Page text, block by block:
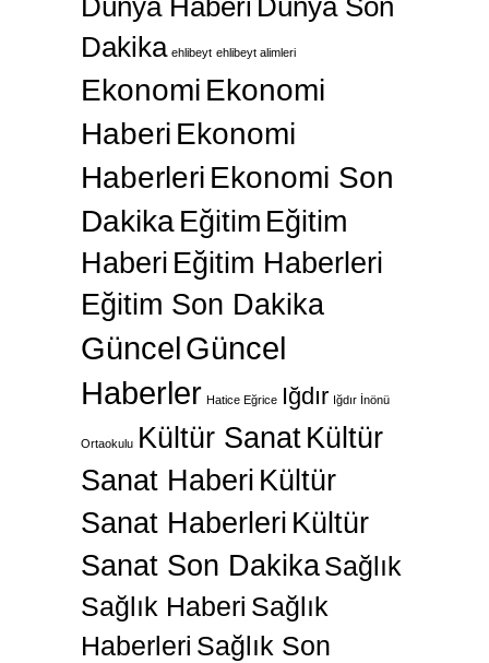
Dünya Haberi Dünya Son
Dakika ehlibeyt ehlibeyt alimleri
Ekonomi Ekonomi
Haberi Ekonomi
Haberleri Ekonomi Son
Dakika Eğitim Eğitim
Haberi Eğitim Haberleri
Eğitim Son Dakika
GüncelGüncel
Haberler Hatice Eğrice Iğdır Iğdır İnönü
Ortaokulu Kültür SanatKültür
Sanat Haberi Kültür
Sanat Haberleri Kültür
Sanat Son DakikaSağlık
Sağlık Haberi Sağlık
Haberleri Sağlık Son